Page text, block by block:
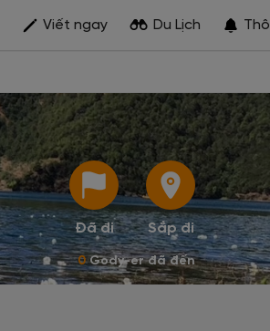
Viết ngay Du Lịch
Đã đi Sắp đi
0Gody-er đã đến